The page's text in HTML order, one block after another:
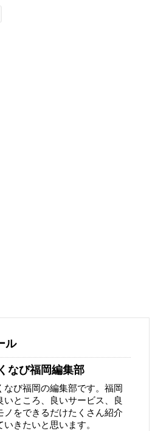
ル
なび福岡編集部
なび福岡の編集部です。福岡
いところ、良いサービス、良
ノをできるだけたくさん紹介
いきたいと思います。